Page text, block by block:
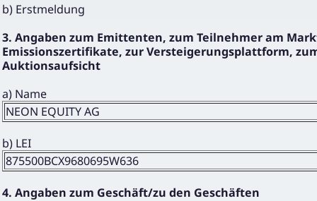
b) Erstmeldung
3. Angaben zum Emittenten, zum Teilnehmer am
Emissionszertifikate, zur Versteigerungsplattform,
Auktionsaufsicht
a) Name
NEON EQUITY AG
b) LEI
875500BCX9680695W636
4. Angaben zum Geschäft/zu den Geschäften